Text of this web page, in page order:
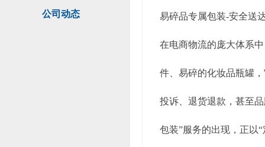
公司动态 易碎品专属包装-安全送
在电商物流的庞大体系
件、易碎的化妆品瓶罐
投诉、退货退款，甚至
包装”服务的出现，正以